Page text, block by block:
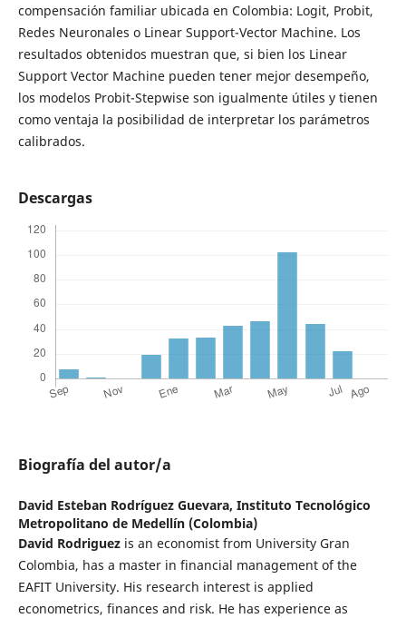
compensación familiar ubicada en Colombia: Logit, Probit,
Redes Neuronales o Linear Support-Vector Machine. Los
resultados obtenidos muestran que, si bien los Linear
Support Vector Machine pueden tener mejor desempeño,
los modelos Probit-Stepwise son igualmente útiles y tienen
como ventaja la posibilidad de interpretar los parámetros
calibrados.
Descargas
Biografía del autor/a
David Esteban Rodríguez Guevara, Instituto Tecnológico
Metropolitano de Medellín (Colombia)
David Rodriguezis an economist from University Gran
Colombia, has a master in financial management of the
EAFIT University. His research interest is applied
econometrics, finances and risk. He has experience as